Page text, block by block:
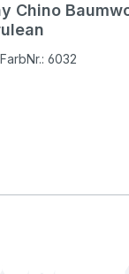
Chino
6032